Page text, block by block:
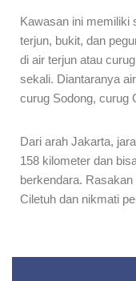
Kawasan ini memiliki
terjun, bukit, dan
di air terjun atau
sekali. Diantaranya
curug Sodong, curug
Dari arah Jakarta,
158 kilometer dan
berkendara.
Ciletuh dan nikmati